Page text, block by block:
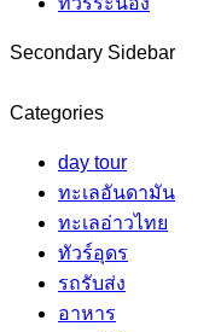
Secondary Sidebar
Categories
day tour
ทะเลอันดามัน
ทะเลอ่าวไทย
ทัวร์อุดร
รถรับส่ง
อาหาร